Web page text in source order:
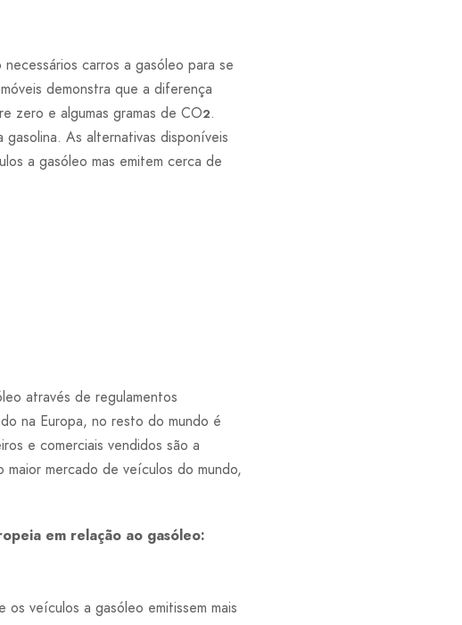
carros a gasóleo para se
demonstra que a diferença
zero e algumas gramas de CO2.
As alternativas disponíveis
a gasóleo mas emitem cerca de
através de regulamentos
na Europa, no resto do mundo é
e comerciais vendidos são a
mercado de veículos do mundo,
em relação ao gasóleo:
veículos a gasóleo emitissem mais